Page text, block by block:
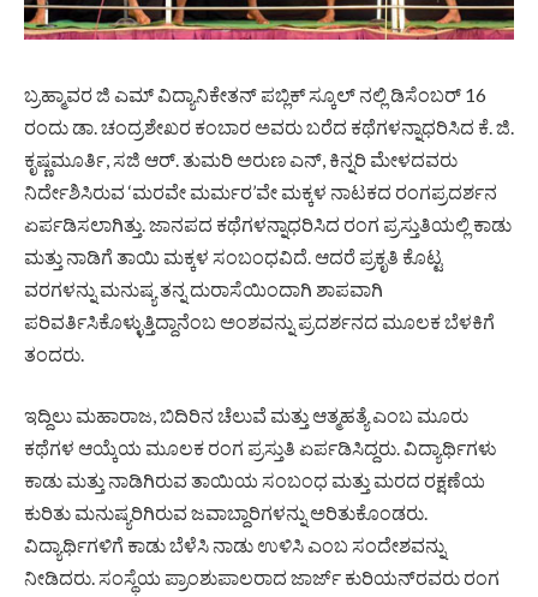
ಬ್ರಹ್ಮಾವರ ಜಿ ಎಮ್ ವಿದ್ಯಾನಿಕೇತನ್ ಪಬ್ಲಿಕ್ ಸ್ಕೂಲ್ ನಲ್ಲಿ ಡಿಸೆಂಬರ್ 16
ರಂದು ಡಾ. ಚಂದ್ರಶೇಖರ ಕಂಬಾರ ಅವರು ಬರೆದ ಕಥೆಗಳನ್ನಾಧರಿಸಿದ ಕೆ. ಜಿ.
ಕೃಷ್ಣಮೂರ್ತಿ, ಸಜಿ ಆರ್. ತುಮರಿ ಅರುಣ ಎನ್, ಕಿನ್ನರಿ ಮೇಳದವರು
ನಿರ್ದೇಶಿಸಿರುವ ‘ಮರವೇ ಮರ್ಮರ’ವೇ ಮಕ್ಕಳ ನಾಟಕದ ರಂಗಪ್ರದರ್ಶನ
ಏರ್ಪಡಿಸಲಾಗಿತ್ತು. ಜಾನಪದ ಕಥೆಗಳನ್ನಾಧರಿಸಿದ ರಂಗ ಪ್ರಸ್ತುತಿಯಲ್ಲಿ ಕಾಡು
ಮತ್ತು ನಾಡಿಗೆ ತಾಯಿ ಮಕ್ಕಳ ಸಂಬಂಧವಿದೆ. ಆದರೆ ಪ್ರಕೃತಿ ಕೊಟ್ಟ
ವರಗಳನ್ನು ಮನುಷ್ಯ ತನ್ನ ದುರಾಸೆಯಿಂದಾಗಿ ಶಾಪವಾಗಿ
ಪರಿವರ್ತಿಸಿಕೊಳ್ಳುತ್ತಿದ್ದಾನೆಂಬ ಅಂಶವನ್ನು ಪ್ರದರ್ಶನದ ಮೂಲಕ ಬೆಳಕಿಗೆ
ತಂದರು.
ಇದ್ದಿಲು ಮಹಾರಾಜ, ಬಿದಿರಿನ ಚೆಲುವೆ ಮತ್ತು ಆತ್ಮಹತ್ಯೆ ಎಂಬ ಮೂರು
ಕಥೆಗಳ ಆಯ್ಕೆಯ ಮೂಲಕ ರಂಗ ಪ್ರಸ್ತುತಿ ಏರ್ಪಡಿಸಿದ್ದರು. ವಿದ್ಯಾರ್ಥಿಗಳು
ಕಾಡು ಮತ್ತು ನಾಡಿಗಿರುವ ತಾಯಿಯ ಸಂಬಂಧ ಮತ್ತು ಮರದ ರಕ್ಷಣೆಯ
ಕುರಿತು ಮನುಷ್ಯರಿಗಿರುವ ಜವಾಬ್ದಾರಿಗಳನ್ನು ಅರಿತುಕೊಂಡರು.
ವಿದ್ಯಾರ್ಥಿಗಳಿಗೆ ಕಾಡು ಬೆಳೆಸಿ ನಾಡು ಉಳಿಸಿ ಎಂಬ ಸಂದೇಶವನ್ನು
ನೀಡಿದರು. ಸಂಸ್ಥೆಯ ಪ್ರಾಂಶುಪಾಲರಾದ ಜಾರ್ಜ್ ಕುರಿಯನ್‍ರವರು ರಂಗ